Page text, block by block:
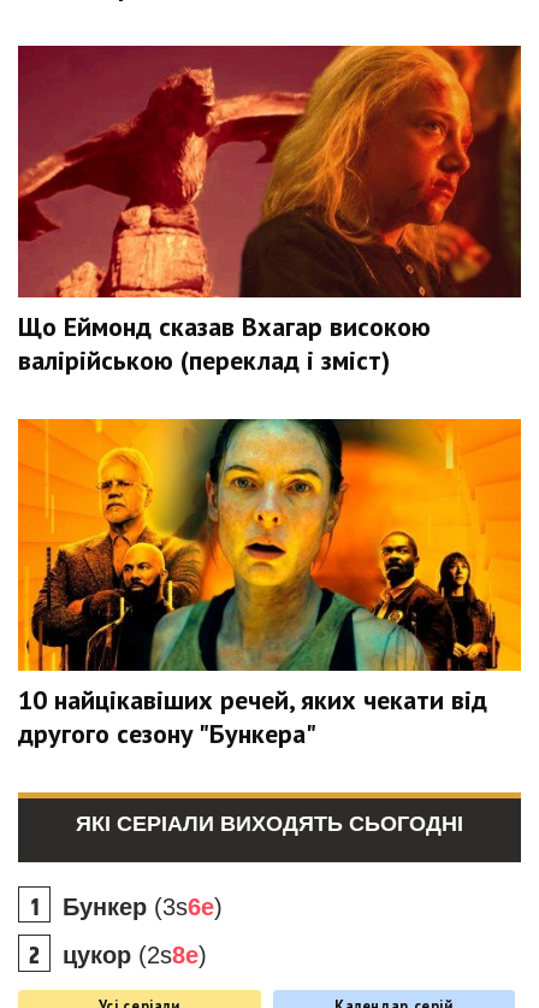
Що Еймонд сказав Вхагар високою
валірійською (переклад і зміст)
10 найцікавіших речей, яких чекати від
другого сезону "Бункера"
ЯКІ СЕРІАЛИ ВИХОДЯТЬ СЬОГОДНІ
Бункер (3s6e)
цукор (2s8e)